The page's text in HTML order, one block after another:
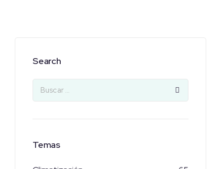
Search
Temas